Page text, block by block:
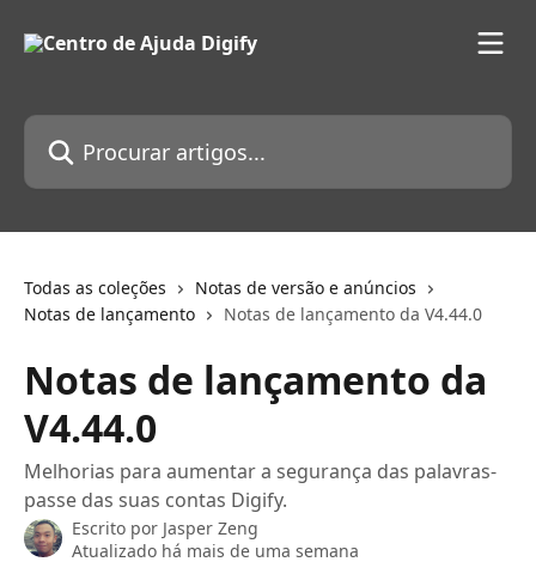
Procurar artigos...
Todas as coleções
Notas de versão e anúncios
Notas de lançamento
Notas de lançamento da V4.44.0
Notas de lançamento da
V4.44.0
Melhorias para aumentar a segurança das palavras-
passe das suas contas Digify.
Escrito por Jasper Zeng
Atualizado há mais de uma semana